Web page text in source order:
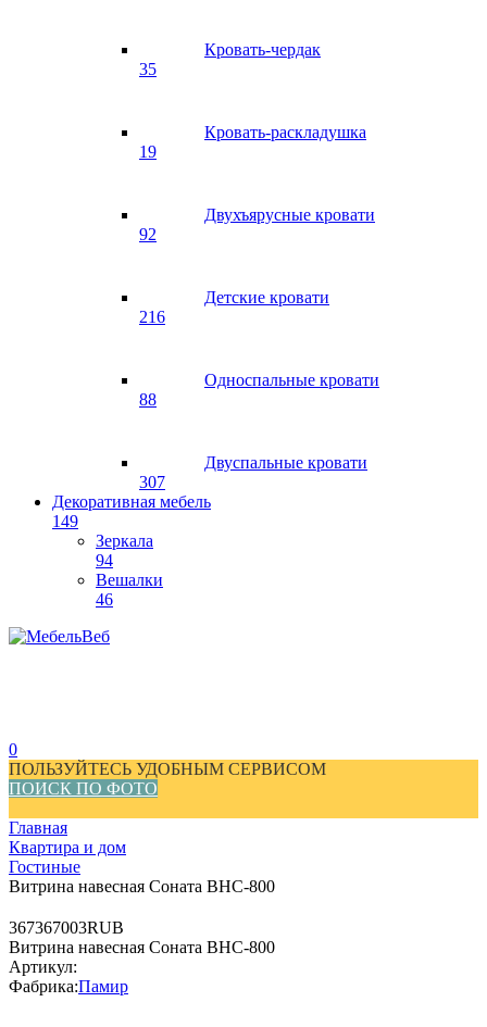
Кровать-чердак
35
Кровать-раскладушка
19
Двухъярусные кровати
92
Детские кровати
216
Односпальные кровати
88
Двуспальные кровати
307
Декоративная мебель
149
Зеркала
94
Вешалки
46
0
ПОЛЬЗУЙТЕСЬ УДОБНЫМ СЕРВИСОМ
ПОИСК ПО ФОТО
Главная
Квартира и дом
Гостиные
Витрина навесная Соната ВНС-800
367367003RUB
Витрина навесная Соната ВНС-800
Артикул:
Фабрика:Памир